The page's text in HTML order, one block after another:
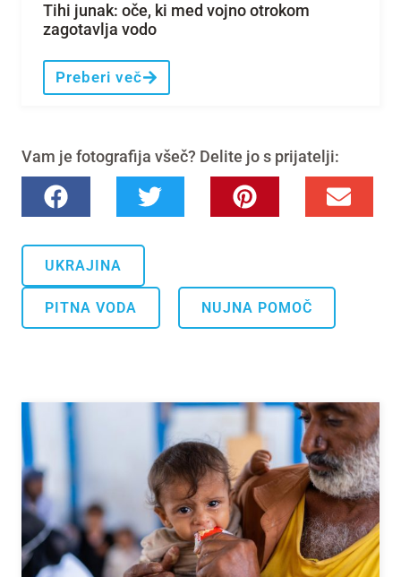
Tihi junak: oče, ki med vojno otrokom
zagotavlja vodo
Preberi več
Vam je fotografija všeč? Delite jo s prijatelji:
UKRAJINA
PITNA VODA NUJNA POMOČ